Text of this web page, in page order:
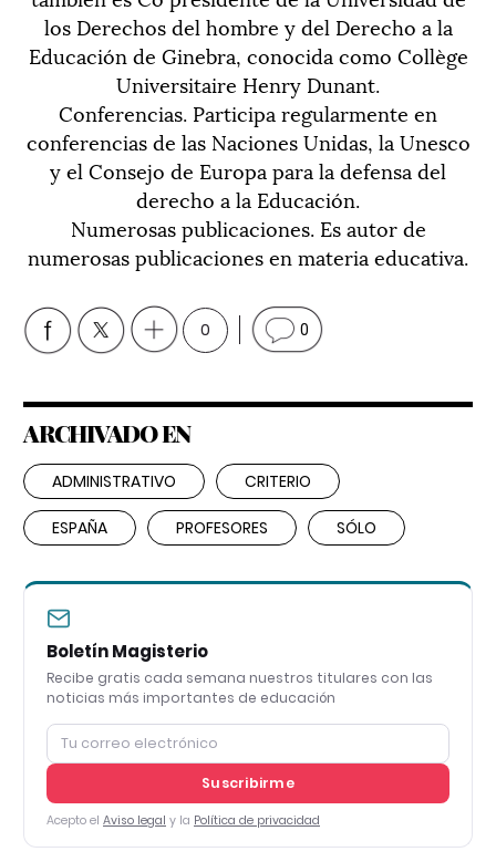
los Derechos del hombre y del Derecho a la
Educación de Ginebra, conocida como Collège
Universitaire Henry Dunant.
Conferencias. Participa regularmente en
conferencias de las Naciones Unidas, la Unesco
y el Consejo de Europa para la defensa del
derecho a la Educación.
Numerosas publicaciones. Es autor de
numerosas publicaciones en materia educativa.
0 0
ARCHIVADO EN
ADMINISTRATIVO CRITERIO
ESPAÑA PROFESORES SÓLO
Boletín Magisterio
Recibe gratis cada semana nuestros titulares con las
noticias más importantes de educación
Suscribirme
Acepto el Aviso legal y la Política de privacidad